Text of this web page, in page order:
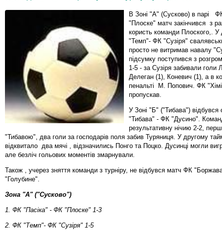
В Зоні "А" (Сусково) в парі
"Плоске" матч закінчився з
користь команди Плоского,. У
"Темп"- ФК "Сузіря"
просто не витримав навалу
підсумку поступився з
1-5 - за Сузіря забивали голи
Делеган (1), Коневич (1), а в
пенальті М. Попович. ФК
пропускав.
У Зоні "Б" ("Тибава")
"Тибава" - ФК "Дусино".
результативну нічию 2-2,
"Тибавою", два голи за господарів поля забив Туряниця. У другому
відквитало два мячі , відзначились Понго та Поцко. Дусинці могли
але безліч гольових моментів змарнували.
Також , учерез зняття команди з турніру, не відбувся матч ФК
"Голубине".
Зона "А" ("Сусково")
1. ФК "Пасіка" - ФК "Плоске" 1-3
2. ФК "Темп"- ФК "Сузіря" 1-5